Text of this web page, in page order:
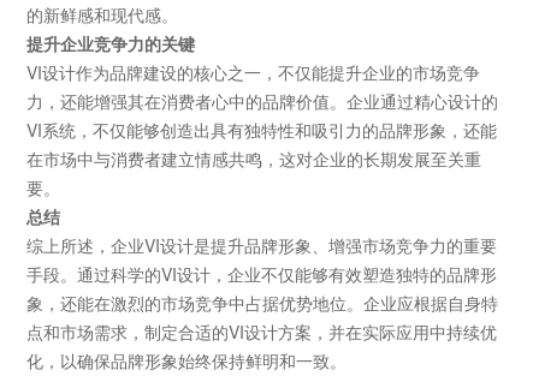
的新鲜感和现代感。
提升企业竞争力的关键
VI设计作为品牌建设的核心之一，不仅能提升企业的市场竞争
力，还能增强其在消费者心中的品牌价值。企业通过精心设计的
VI系统，不仅能够创造出具有独特性和吸引力的品牌形象，还能
在市场中与消费者建立情感共鸣，这对企业的长期发展至关重
要。
总结
综上所述，企业VI设计是提升品牌形象、增强市场竞争力的重要
手段。通过科学的VI设计，企业不仅能够有效塑造独特的品牌形
象，还能在激烈的市场竞争中占据优势地位。企业应根据自身特
点和市场需求，制定合适的VI设计方案，并在实际应用中持续优
化，以确保品牌形象始终保持鲜明和一致。